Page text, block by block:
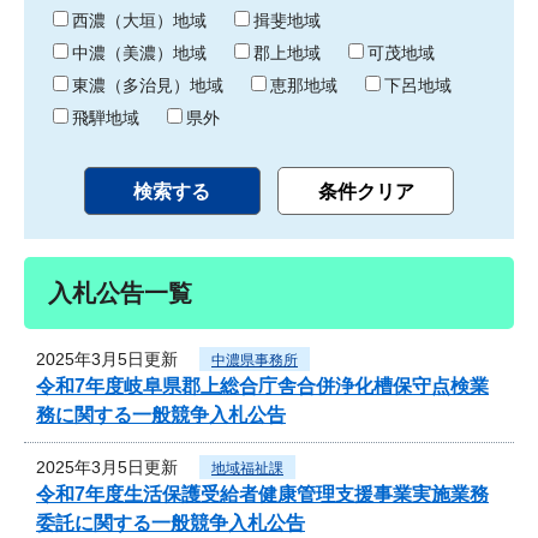
り 西濃（大垣）地域
揖斐地域
中濃（美濃）地域
郡上地域
可茂地域
東濃（多治見）地域
恵那地域
下呂地域
飛騨地域
県外
入札公告一覧
2025年3月5日更新 中濃県事務所
令和7年度岐阜県郡上総合庁舎合併浄化槽保守点検業
務に関する一般競争入札公告
2025年3月5日更新 地域福祉課
令和7年度生活保護受給者健康管理支援事業実施業務
委託に関する一般競争入札公告